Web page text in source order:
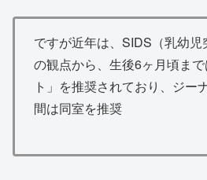
ですが近年は、SIDS（乳幼
の観点から、生後6ヶ月頃ま
ト」を推奨されており、ジー
間は同室を推奨